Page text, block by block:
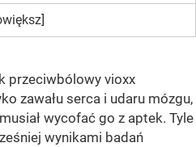
przeciwbólowy vioxx
zawału serca i udaru mózgu,
wycofać go z aptek. Tyle
wynikami badań